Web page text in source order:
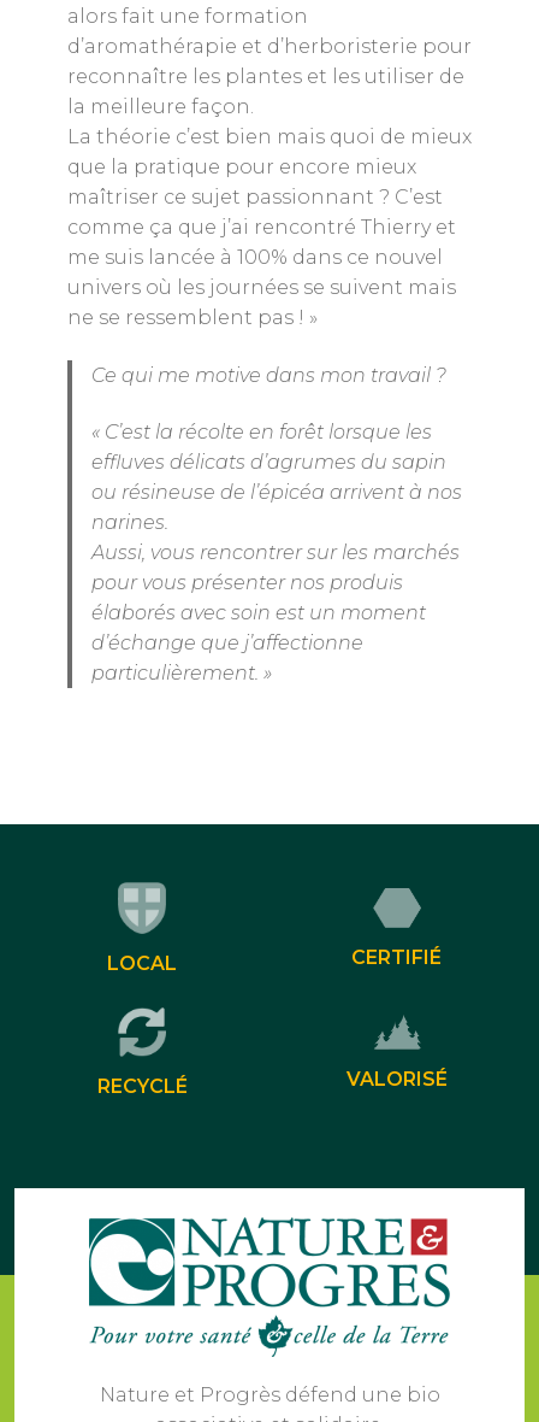
alors fait une formation
d’aromathérapie et d’herboristerie pour
reconnaître les plantes et les utiliser de
la meilleure façon.
La théorie c’est bien mais quoi de mieux
que la pratique pour encore mieux
maîtriser ce sujet passionnant ? C’est
comme ça que j’ai rencontré Thierry et
me suis lancée à 100% dans ce nouvel
univers où les journées se suivent mais
ne se ressemblent pas ! »
Ce qui me motive dans mon travail ?
« C’est la récolte en forêt lorsque les
effluves délicats d’agrumes du sapin
ou résineuse de l’épicéa arrivent à nos
narines.
Aussi, vous rencontrer sur les marchés
pour vous présenter nos produis
élaborés avec soin est un moment
d’échange que j’affectionne
particulièrement. »
LOCAL CERTIFIÉ
RECYCLÉ VALORISÉ
Nature et Progrès défend une bio